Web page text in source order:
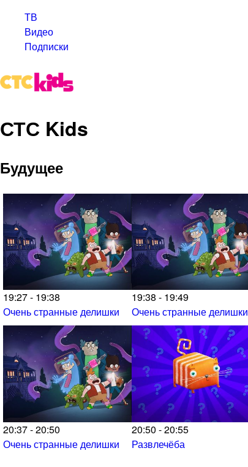
ТВ
Видео
Подписки
СТС Kids
Будущее
19:27 - 19:38
Очень странные делишки
19:38 - 19:49
Очень странные делишки
20:37 - 20:50
Очень странные делишки
20:50 - 20:55
Развлечёба